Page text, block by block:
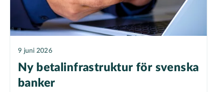
9 juni 2026
Ny betalinfrastruktur för svenska
banker